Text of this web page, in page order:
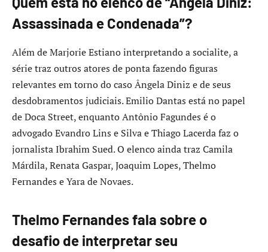
Assassinada e Condenada”?
Além de Marjorie Estiano interpretando a socialite, a
série traz outros atores de ponta fazendo figuras
relevantes em torno do caso Ângela Diniz e de seus
desdobramentos judiciais. Emilio Dantas está no papel
de Doca Street, enquanto Antônio Fagundes é o
advogado Evandro Lins e Silva e Thiago Lacerda faz o
jornalista Ibrahim Sued. O elenco ainda traz Camila
Márdila, Renata Gaspar, Joaquim Lopes, Thelmo
Fernandes e Yara de Novaes.
Thelmo Fernandes fala sobre o
desafio de interpretar seu